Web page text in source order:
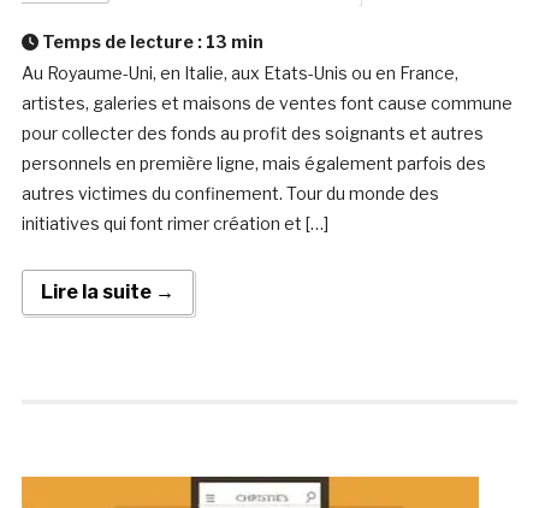
Temps de lecture : 13 min
Au Royaume-Uni, en Italie, aux Etats-Unis ou en France,
artistes, galeries et maisons de ventes font cause commune
pour collecter des fonds au profit des soignants et autres
personnels en première ligne, mais également parfois des
autres victimes du confinement. Tour du monde des
initiatives qui font rimer création et […]
Lire la suite →